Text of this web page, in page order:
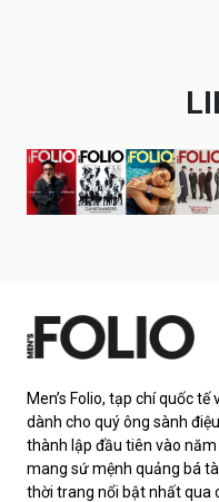
Men’s Folio, tạp chí quốc
dành cho quý ông sành
thành lập đầu tiên vào năm
mang sứ mệnh quảng bá
thời trang nổi bật nhất qua